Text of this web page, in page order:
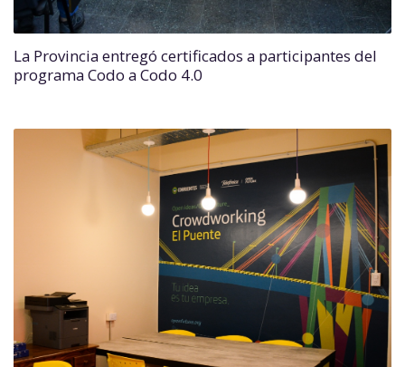
La Provincia entregó certificados a participantes del
programa Codo a Codo 4.0